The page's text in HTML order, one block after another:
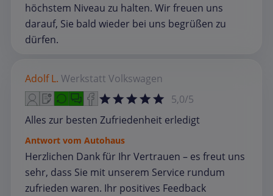
höchstem Niveau zu halten. Wir freuen uns
darauf, Sie bald wieder bei uns begrüßen zu
dürfen.
Adolf L. Werkstatt Volkswagen
5,0/5
Alles zur besten Zufriedenheit erledigt
Antwort vom Autohaus
Herzlichen Dank für Ihr Vertrauen – es freut uns
sehr, dass Sie mit unserem Service rundum
zufrieden waren. Ihr positives Feedback